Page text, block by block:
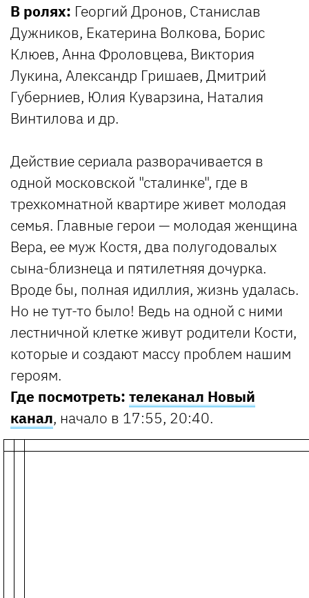
В ролях: Георгий Дронов, Станислав
Дужников, Екатерина Волкова, Борис
Клюев, Анна Фроловцева, Виктория
Лукина, Александр Гришаев, Дмитрий
Губерниев, Юлия Куварзина, Наталия
Винтилова и др.
Действие сериала разворачивается в
одной московской "сталинке", где в
трехкомнатной квартире живет молодая
семья. Главные герои — молодая женщина
Вера, ее муж Костя, два полугодовалых
сына-близнеца и пятилетняя дочурка.
Вроде бы, полная идиллия, жизнь удалась.
Но не тут-то было! Ведь на одной с ними
лестничной клетке живут родители Кости,
которые и создают массу проблем нашим
героям.
Где посмотреть: телеканал Новый
канал, начало в 17:55, 20:40.